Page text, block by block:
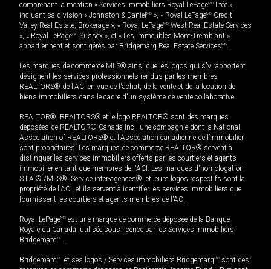
comprenant la mention « Services immobiliers Royal LePageMD Ltée »,
incluant sa division « Johnston & Daniel MD », « Royal LePageMD Credit
Valley Real Estate, Brokerage », « Royal LePageMD West Real Estate Services
», « Royal LePageMD Sussex », et « Les immeubles Mont-Tremblant »
appartiennent et sont gérés par Bridgemarq Real Estate ServicesMD.
Les marques de commerce MLS® ainsi que les logos qui s'y rapportent
désignent les services professionnels rendus par les membres
REALTORS® de l'ACI en vue de l'achat, de la vente et de la location de
biens immobiliers dans le cadre d'un système de vente collaborative.
REALTOR®, REALTORS® et le logo REALTOR® sont des marques
déposées de REALTOR® Canada Inc., une compagnie dont la National
Association of REALTORS® et l'Association canadienne de l’immobilier
sont propriétaires. Les marques de commerce REALTOR® servent à
distinguer les services immobiliers offerts par les courtiers et agents
immobilier en tant que membres de l'ACI. Les marques d'homologation
S.I.A.® /MLS®, Service inter-agences®, et leurs logos respectifs sont la
propriété de l'ACI, et ils servent à identifier les services immobiliers que
fournissent les courtiers et agents membres de l'ACI.
Royal LePageMD est une marque de commerce déposée de la Banque
Royale du Canada, utilisée sous licence par les Services immobiliers
BridgemarqMD.
BridgemarqMD et ses logos / Services immobiliers BridgemarqMD sont des